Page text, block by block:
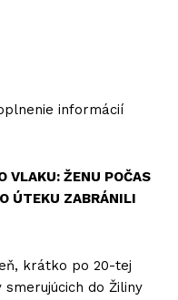
informácií
VLAKU: ŽENU POČAS
ÚTEKU ZABRÁNILI
krátko po 20-tej
do Žiliny